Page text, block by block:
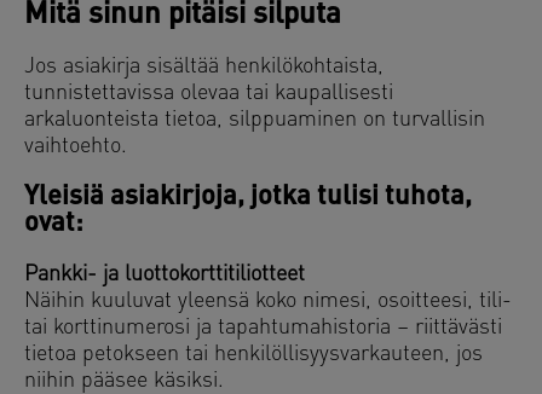
Mitä sinun pitäisi silputa
Jos asiakirja sisältää henkilökohtaista,
tunnistettavissa olevaa tai kaupallisesti
arkaluonteista tietoa, silppuaminen on turvallisin
vaihtoehto.
Yleisiä asiakirjoja, jotka tulisi tuhota,
ovat:
Pankki- ja luottokorttitiliotteet
Näihin kuuluvat yleensä koko nimesi, osoitteesi, tili-
tai korttinumerosi ja tapahtumahistoria – riittävästi
tietoa petokseen tai henkilöllisyysvarkauteen, jos
niihin pääsee käsiksi.